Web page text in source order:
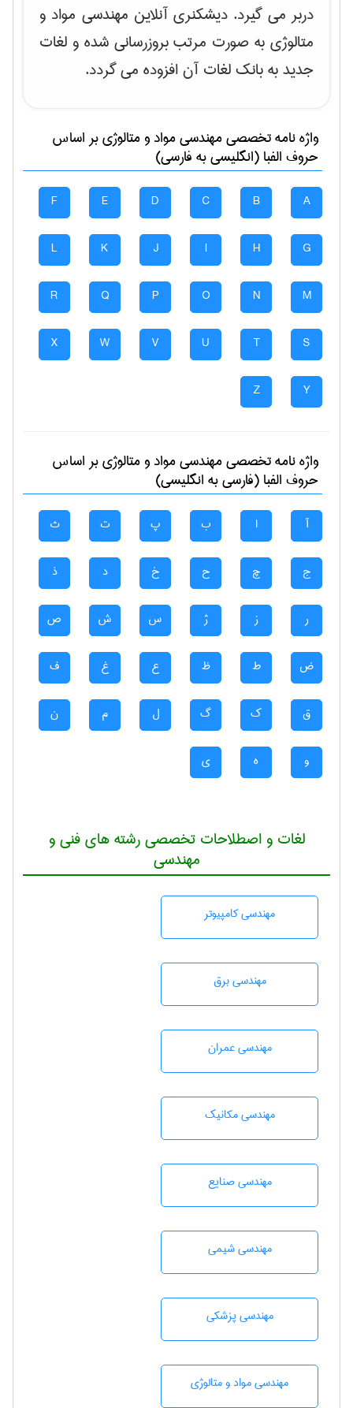
دربر می گیرد. دیشکنری آنلاین مهندسی مواد و
متالوژی به صورت مرتب بروزرسانی شده و لغات
جدید به بانک لغات آن افزوده می گردد.
واژه نامه تخصصیمهندسی مواد و متالوژیبر اساس
حروف الفبا (انگلیسی به فارسی)
A
B
C
D
E
F
G
H
I
J
K
L
M
N
O
P
Q
R
S
T
U
V
W
X
Y
Z
واژه نامه تخصصیمهندسی مواد و متالوژیبر اساس
حروف الفبا (فارسی به انگلیسی)
آ ا ب پ ت ث
ج چ ح خ د ذ
ر ز ژ س ش ص
ض ط ظ ع غ ف
ق ک گ ل م ن
و ه ی
لغات و اصطلاحات تخصصی رشته های فنی و
مهندسی
مهندسی كامپيوتر
مهندسی برق
مهندسی عمران
مهندسی مکانیک
مهندسی صنايع
مهندسي شيمی
مهندسی پزشکی
مهندسی مواد و متالوژی